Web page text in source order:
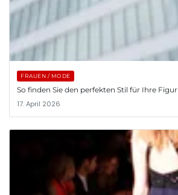
FRAUEN / MODE
So finden Sie den perfekten Stil für Ihre Figur
17. April 2026